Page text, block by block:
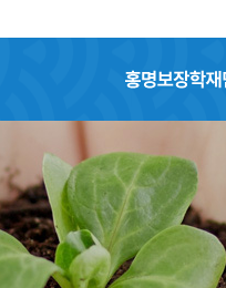
홍명보장학재단